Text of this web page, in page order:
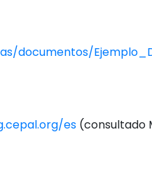
documentos/
es (consultado